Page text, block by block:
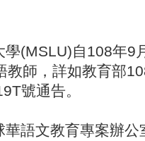
學(MSLU)自108年9
教師，詳如教育部
號通告。
華語文教育專案辦公